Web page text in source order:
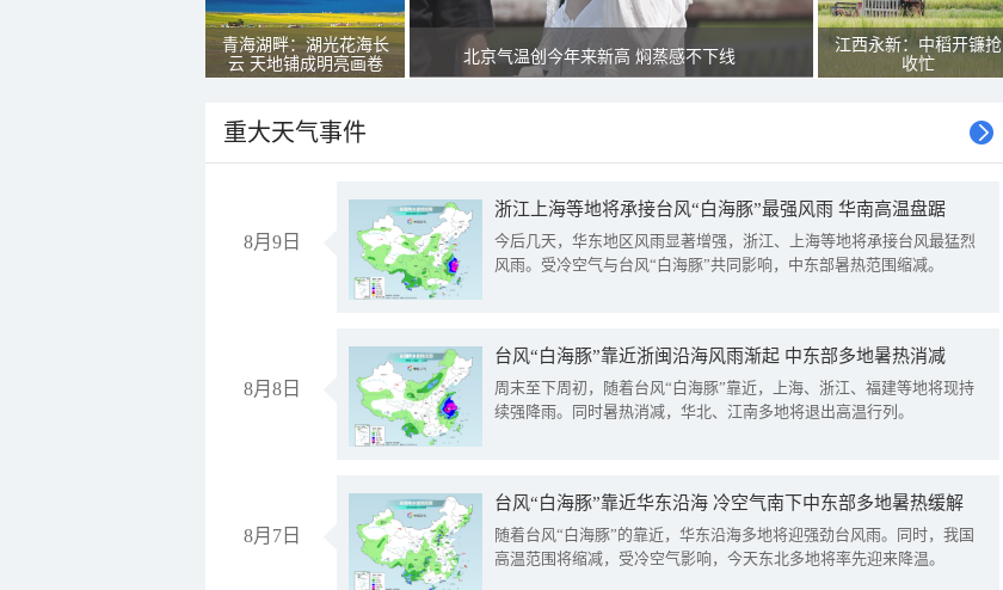
青海湖畔：湖光花海长
云 天地铺成明亮画卷
北京气温创今年来新高 焖蒸感不下线
江西永新：中稻开镰抢
收忙
重大天气事件
8月9日
浙江上海等地将承接台风“白海豚”最强风雨 华南高温盘踞
今后几天，华东地区风雨显著增强，浙江、上海等地将承接台风最猛烈
风雨。受冷空气与台风“白海豚”共同影响，中东部暑热范围缩减。
8月8日
台风“白海豚”靠近浙闽沿海风雨渐起 中东部多地暑热消减
周末至下周初，随着台风“白海豚”靠近，上海、浙江、福建等地将现持
续强降雨。同时暑热消减，华北、江南多地将退出高温行列。
8月7日
台风“白海豚”靠近华东沿海 冷空气南下中东部多地暑热缓解
随着台风“白海豚”的靠近，华东沿海多地将迎强劲台风雨。同时，我国
高温范围将缩减，受冷空气影响，今天东北多地将率先迎来降温。